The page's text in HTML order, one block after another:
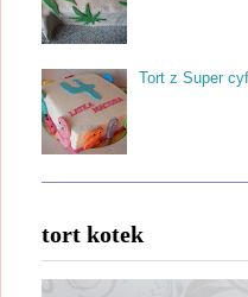
Tort z Super
tort kotek